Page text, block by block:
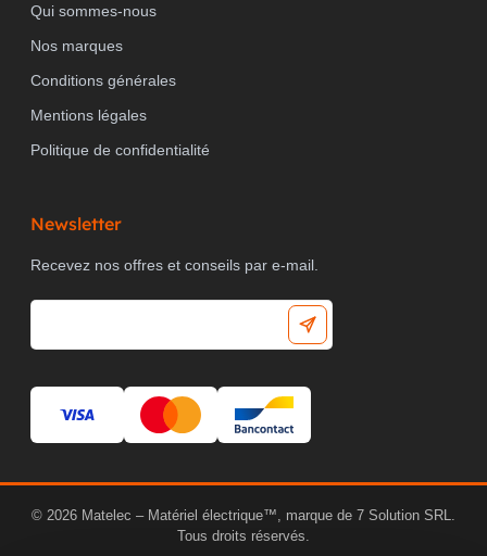
Qui sommes-nous
Nos marques
Conditions générales
Mentions légales
Politique de confidentialité
Newsletter
Recevez nos offres et conseils par e-mail.
© 2026 Matelec – Matériel électrique™, marque de 7 Solution SRL.
Tous droits réservés.